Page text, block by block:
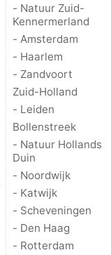
- Natuur Zuid-
Kennermerland
- Amsterdam
- Haarlem
- Zandvoort
Zuid-Holland
- Leiden
Bollenstreek
- Natuur Hollands
Duin
- Noordwijk
- Katwijk
- Scheveningen
- Den Haag
- Rotterdam